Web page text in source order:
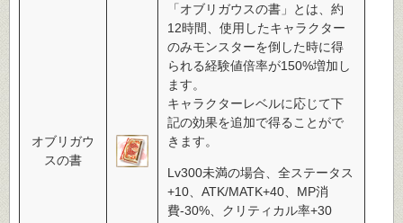
オブリガウ
スの書
「オブリガウスの書」とは、約
12時間、使用したキャラクター
のみモンスターを倒した時に得
られる経験値倍率が150%増加し
ます。
キャラクターレベルに応じて下
記の効果を追加で得ることがで
きます。
Lv300未満の場合、全ステータス
+10、ATK/MATK+40、MP消
費-30%、クリティカル率+30